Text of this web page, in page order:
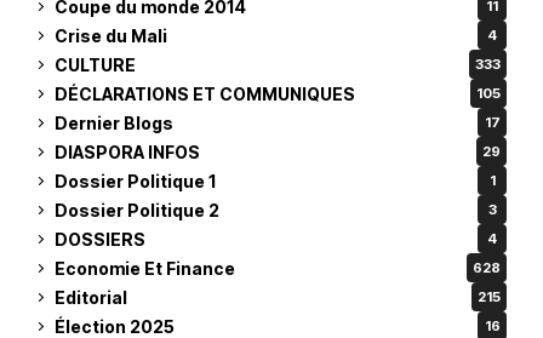
Coupe du monde 2014 11
Crise du Mali 4
CULTURE 333
DÉCLARATIONS ET COMMUNIQUES 105
Dernier Blogs 17
DIASPORA INFOS 29
Dossier Politique 1 1
Dossier Politique 2 3
DOSSIERS 4
Economie Et Finance 628
Editorial 215
Élection 2025 16